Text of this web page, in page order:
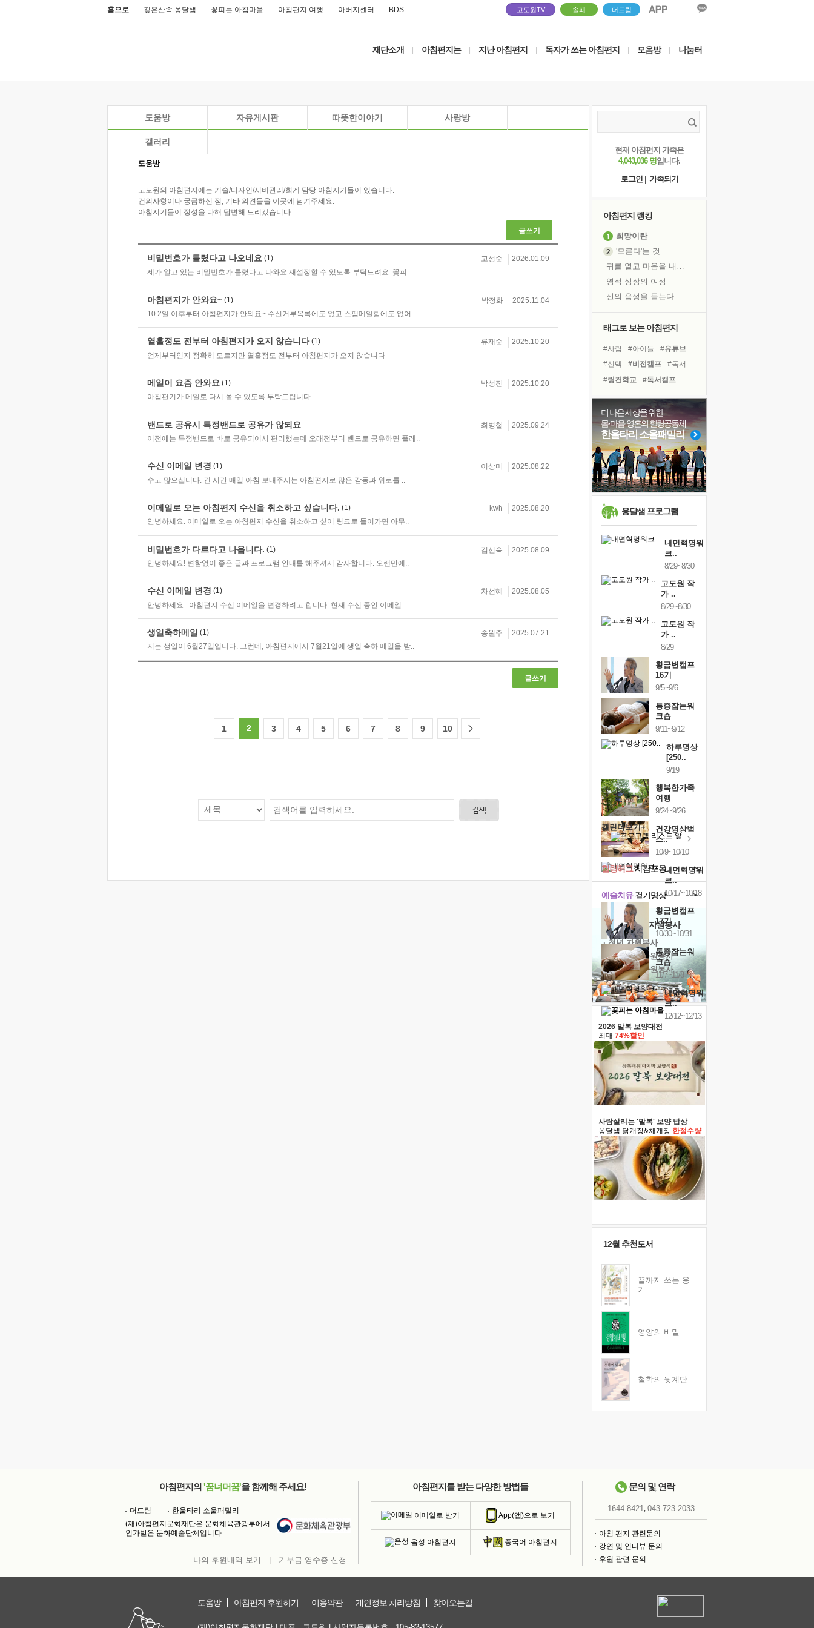
홈으로 깊은산속 옹달샘 꽃피는 아침마을 아침편지 여행 아버지센터 BDS 고도원TV 솔패 더드림
재단소개 아침편지는 지난 아침편지 독자가 쓰는 아침편지 모음방 나눔터
도움방 자유게시판 따뜻한이야기 사랑방
갤러리
도움방
고도원의 아침편지에는 기술/디자인/서버관리/회계 담당 아침지기들이 있습니다.
건의사항이나 궁금하신 점, 기타 의견들을 이곳에 남겨주세요.
아침지기들이 정성을 다해 답변해 드리겠습니다.
글쓰기
비밀번호가 틀렸다고 나오네요 (1)
제가 알고 있는 비밀번호가 틀렸다고 나와요 재설정할 수 있도록 부탁드려요. 꽃피..
고성순 2026.01.09
아침편지가 안와요~ (1)
10.2일 이후부터 아침편지가 안와요~ 수신거부목록에도 없고 스팸메일함에도 없어..
박정화 2025.11.04
열흘정도 전부터 아침편지가 오지 않습니다 (1)
언제부터인지 정확히 모르지만 열흘정도 전부터 아침편지가 오지 않습니다
류재순 2025.10.20
메일이 요즘 안와요 (1)
아침편기가 메일로 다시 올 수 있도록 부탁드립니다.
박성진 2025.10.20
밴드로 공유시 특정밴드로 공유가 않되요
이전에는 특정밴드로 바로 공유되어서 편리했는데 오래전부터 밴드로 공유하면 플레..
최병철 2025.09.24
수신 이메일 변경 (1)
수고 많으십니다. 긴 시간 매일 아침 보내주시는 아침편지로 많은 감동과 위로를 ..
이상미 2025.08.22
이메일로 오는 아침편지 수신을 취소하고 싶습니다. (1)
안녕하세요. 이메일로 오는 아침편지 수신을 취소하고 싶어 링크로 들어가면 아무..
kwh 2025.08.20
비밀번호가 다르다고 나옵니다. (1)
안녕하세요! 변함없이 좋은 글과 프로그램 안내를 해주셔서 감사합니다. 오랜만에..
김선숙 2025.08.09
수신 이메일 변경 (1)
안녕하세요.. 아침편지 수신 이메일을 변경하려고 합니다. 현재 수신 중인 이메일..
차선혜 2025.08.05
생일축하메일 (1)
저는 생일이 6월27일입니다. 그런데, 아침편지에서 7월21일에 생일 축하 메일을 받..
송원주 2025.07.21
글쓰기
1 2 3 4 5 6 7 8 9 10
현재 아침편지 가족은
4,043,036 명입니다.
로그인
가족되기
아침편지 랭킹
희망이란
'모른다'는 것
귀를 열고 마음을 내어주고
영적 성장의 여정
신의 음성을 듣는다
극과 극의 양 끝단
'말 타는 법'을 먼저
졸업식 사진을 보며
극심한 변비, 어깨결림, 수면 장애
아픈 아버지를 위한 공간 설계
슬럼프
보고 싶은 어머니
유년 시절의 부산 영도 바다
못된 꼰대들
너무 황홀한 꽃들이여!
태그로 보는 아침편지
#사람 #아이들
#유튜브
#선택
#비전캠프
#독서
#링컨학교
#독서캠프
#다짐
#면역력
#희망
#명상
#힐링 #삶
#극복
#친구
#계획
#바이러스
#건강
#도움 #나눔
더 나은 세상을 위한
몸·마음·영혼의 힐링공동체
한울타리 소울패밀리
옹달샘 프로그램
내면혁명워
크..
8/29~8/30
고도원 작
가 ..
8/29~8/30
고도원 작
가 ..
8/29
황금변캠프
16기
9/5~9/6
통증잡는워
크숍
9/11~9/12
하루명상
[250..
9/19
행복한가족
여행
9/24~9/26
건강명상법
스..
10/9~10/10
내면혁명워
크..
10/17~10/18
황금변캠프
17기
10/30~10/31
통증잡는워
크숍
11/7~11/8
내면혁명워
크..
12/12~12/13
캘린더보기+
예술치유걷기명상 >
힐링허그사감포옹 >
'옹달샘의 꽃' 자원봉사
· 청년 자원봉사
· 금빛청년 자원봉사
· 음식연구 자원봉사
2026 말복 보양대전
최대 74%할인
사람살리는 '말복' 보양 밥상
옹달샘 닭개장&채개장 한정수량
12월 추천도서
끝까지 쓰는 용
기
영양의 비밀
철학의 뒷계단
아침편지의 '꿈너머꿈'을 함께해 주세요!
더드림
한울타리 소울패밀리
(재)아침편지문화재단은 문화체육관광부에서
인가받은 문화예술단체입니다.
나의 후원내역 보기 기부금 영수증 신청
아침편지를 받는 다양한 방법들
이메일로 받기 App(앱)으로 보기
음성 아침편지 중국어 아침편지
문의 및 연락
1644-8421, 043-723-2033
아침 편지 관련문의
강연 및 인터뷰 문의
후원 관련 문의
도움방 아침편지 후원하기 이용약관 개인정보 처리방침 찾아오는길